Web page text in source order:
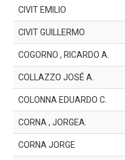
CIVIT EMILIO
CIVIT GUILLERMO
COGORNO , RICARDO A.
COLLAZZO JOSÉ A.
COLONNA EDUARDO C.
CORNA , JORGEA.
CORNA JORGE